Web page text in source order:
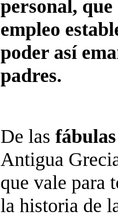
personal,
empleo
poder así
padres.
De las
Antigua
que vale para
la historia de